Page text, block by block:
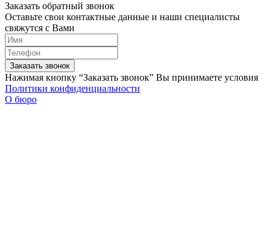
Заказать обратный звонок
Оставьте свои контактные данные и наши специалисты
свяжутся с Вами
Заказать звонок
Нажимая кнопку “Заказать звонок” Вы принимаете условия
Политики конфиденциальности
О бюро